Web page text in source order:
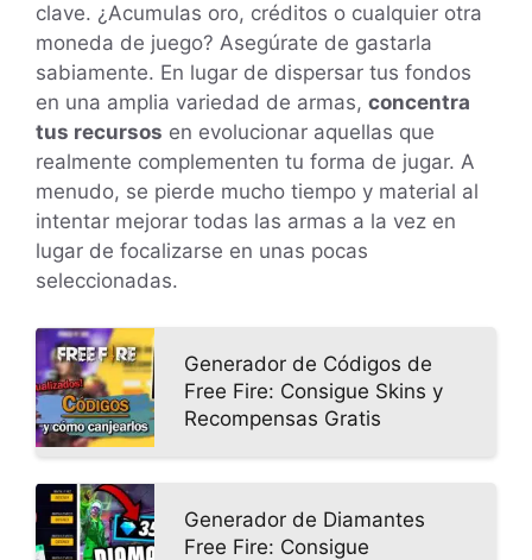
clave. ¿Acumulas oro, créditos o cualquier otra
moneda de juego? Asegúrate de gastarla
sabiamente. En lugar de dispersar tus fondos
en una amplia variedad de armas, concentra
tus recursos en evolucionar aquellas que
realmente complementen tu forma de jugar. A
menudo, se pierde mucho tiempo y material al
intentar mejorar todas las armas a la vez en
lugar de focalizarse en unas pocas
seleccionadas.
Generador de Códigos de
Free Fire: Consigue Skins y
Recompensas Gratis
Generador de Diamantes
Free Fire: Consigue